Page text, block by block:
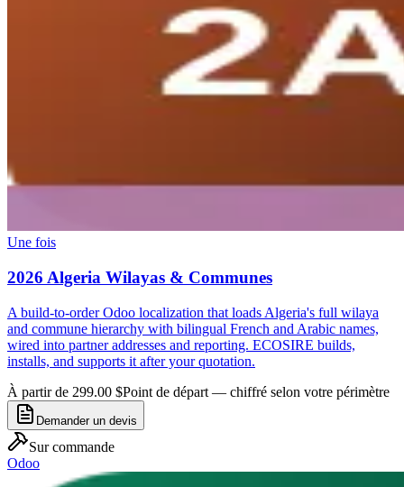
Une fois
2026 Algeria Wilayas & Communes
A build-to-order Odoo localization that loads Algeria's full wilaya
and commune hierarchy with bilingual French and Arabic names,
wired into partner addresses and reporting. ECOSIRE builds,
installs, and supports it after your quotation.
À partir de 299.00 $Point de départ — chiffré selon votre périmètre
Demander un devis
Sur commande
Odoo